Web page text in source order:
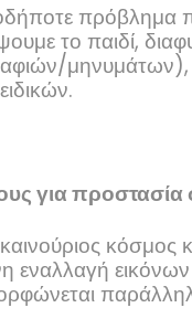
πρόβλημα
το παιδί,
μηνυμάτων),
για προστασία
καινούριος
εναλλαγή